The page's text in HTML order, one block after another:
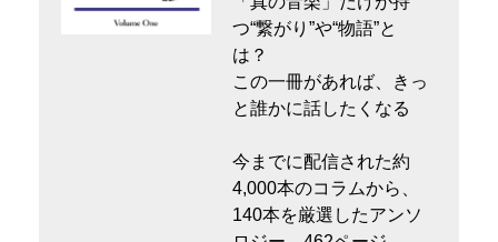
つ“繋がり”や“物語”と
は？
この一冊があれば、きっ
と誰かに話したくなる
今までに配信された約
4,000本のコラムから、
140本を厳選したアンソ